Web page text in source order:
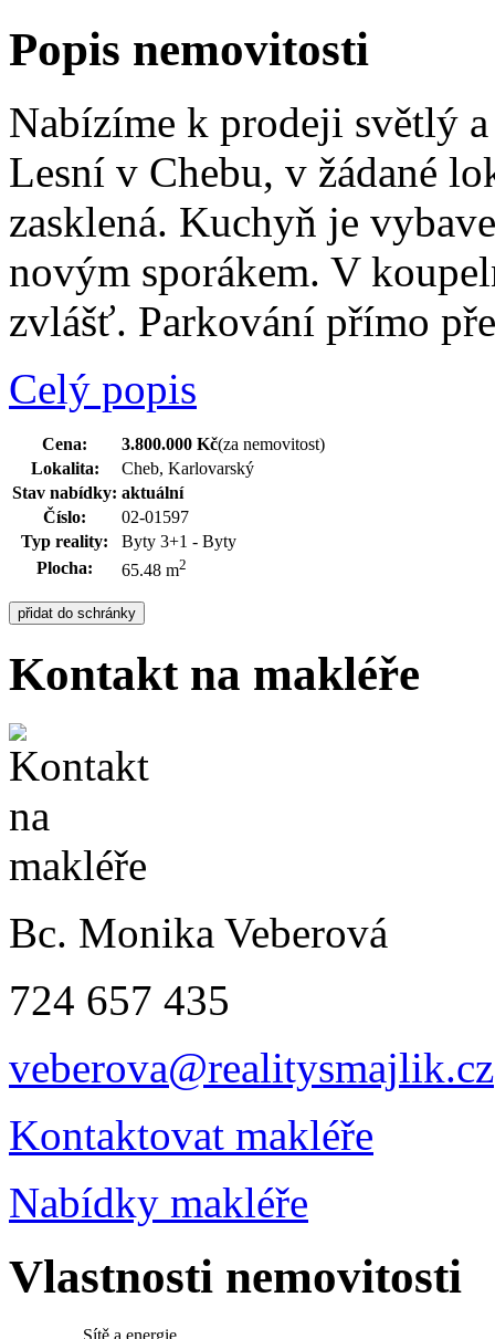
Popis nemovitosti
Nabízíme k prodeji světlý
Lesní v Chebu, v žádané
zasklená. Kuchyň je
novým sporákem. V
zvlášť. Parkování přímo
Celý popis
Cena: 3.800.000 Kč(za nemovitost)
Lokalita:
Cheb, Karlovarský
Stav nabídky: aktuální
Číslo:
02-01597
Typ reality:
Byty 3+1 - Byty
Plocha:
65.48 m2
Kontakt na makléře
Bc. Monika Veberová
724 657 435
veberova@realitysmajlik.cz
Kontaktovat makléře
Nabídky makléře
Vlastnosti nemovitosti
Sítě a energie